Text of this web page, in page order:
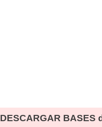
DESCARGAR BASES